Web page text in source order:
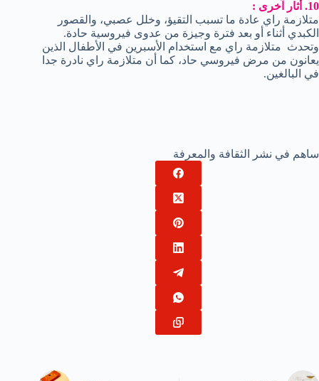
10. أثار آخرى :
متلازمة راي عادة ما تسبب التقيؤ، وخلل عصبي، والقصور
الكبدي أثناء أو بعد فترة وجيزة من عدوى فيروسية حادة.
وتحدث متلازمة راي مع استخدام الأسبرين في الأطفال الذين
يعانون من مرض فيروسي حاد، كما أن متلازمة راي نادرة جدا
في البالغين.
ساهم في نشر الثقافة والمعرفة